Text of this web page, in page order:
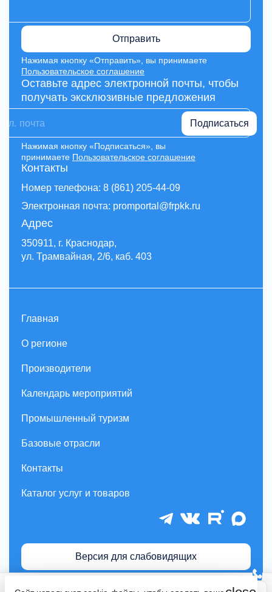
Контакты
Номер телефона: 8 (861) 205-44-09
Электронная почта: promportal@frpkk.ru
Адрес
350911, г. Краснодар,
ул. Трамвайная, 2/6, каб. 403
Отправить
Нажимая кнопку «Отправить», вы принимаете
Пользовательское соглашение
Оставьте адрес электронной почты, чтобы
получать эксклюзивные предложения
Подписаться
Нажимая кнопку «Подписаться», вы
принимаете Пользовательское соглашение
Пользовательское соглашение для пользователей
Главная
О регионе
Производители
Календарь мероприятий
Промышленный туризм
Базовые отрасли
Контакты
Каталог услуг и товаров
Версия для слабовидящих